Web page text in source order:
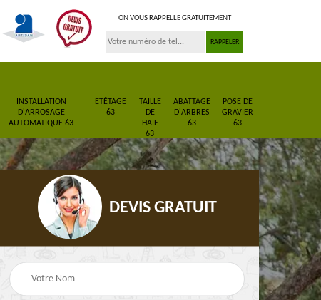
ON VOUS RAPPELLE GRATUITEMENT
INSTALLATION
D'ARROSAGE
AUTOMATIQUE 63
ETÊTAGE
63
TAILLE
DE
HAIE
63
ABATTAGE
D'ARBRES
63
POSE DE
GRAVIER
63
DEVIS GRATUIT